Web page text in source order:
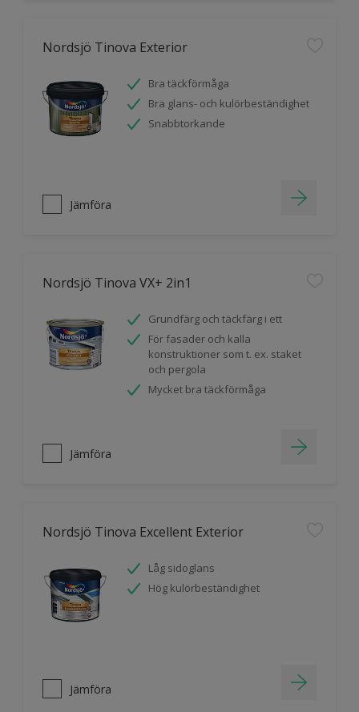
Nordsjö Tinova Exterior
Bra täckförmåga
Bra glans- och kulörbeständighet
Snabbtorkande
Jämföra
Nordsjö Tinova VX+ 2in1
Grundfärg och täckfärg i ett
För fasader och kalla
konstruktioner som t. ex. staket
och pergola
Mycket bra täckförmåga
Jämföra
Nordsjö Tinova Excellent Exterior
Låg sidoglans
Hög kulörbeständighet
Jämföra